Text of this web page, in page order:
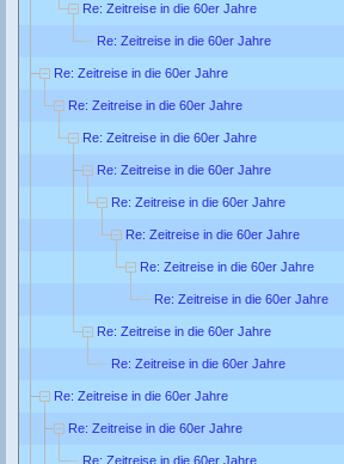
Re: Zeitreise in die 60er Jahre
Re: Zeitreise in die 60er Jahre
Re: Zeitreise in die 60er Jahre
Re: Zeitreise in die 60er Jahre
Re: Zeitreise in die 60er Jahre
Re: Zeitreise in die 60er Jahre
Re: Zeitreise in die 60er Jahre
Re: Zeitreise in die 60er Jahre
Re: Zeitreise in die 60er Jahre
Re: Zeitreise in die 60er Jahre
Re: Zeitreise in die 60er Jahre
Re: Zeitreise in die 60er Jahre
Re: Zeitreise in die 60er Jahre
Re: Zeitreise in die 60er Jahre
Re: Zeitreise in die 60er Jahre